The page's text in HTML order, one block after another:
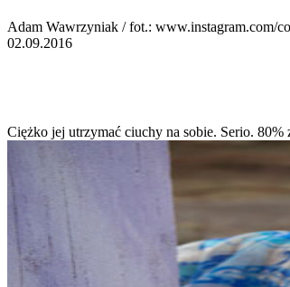
Adam Wawrzyniak / fot.: www.instagram.com/
02.09.2016
Ciężko jej utrzymać ciuchy na sobie. Serio.